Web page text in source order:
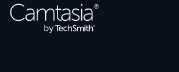
Passer
directement